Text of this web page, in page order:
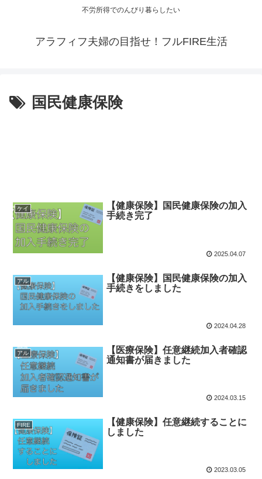
不労所得でのんびり暮らしたい
アラフィフ夫婦の目指せ！フルFIRE生活
国民健康保険
ケイ
【健康保険】国民健康保険の加入
手続き完了
2025.04.07
アル
【健康保険】国民健康保険の加入
手続きをしました
2024.04.28
アル
【医療保険】任意継続加入者確認
通知書が届きました
2024.03.15
FIRE
【健康保険】任意継続することに
しました
2023.03.05